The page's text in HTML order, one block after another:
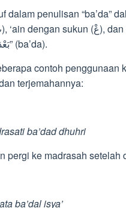
dalam penulisan “ba’da”
dibaca sebagai “بَعْدَ” (ba’da).
contoh penggunaan
terjemahannya:
ba’dad dhuhri
pergi ke madrasah setelah
ba’dal isya’